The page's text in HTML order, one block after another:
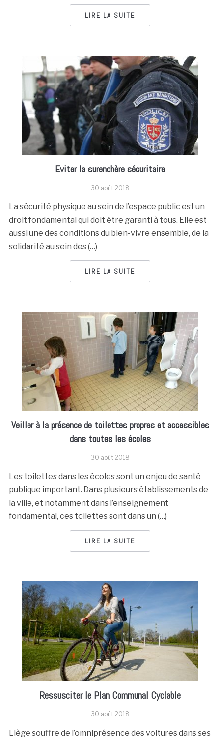
LIRE LA SUITE
Eviter la surenchère sécuritaire
30 août 2018
La sécurité physique au sein de l’espace public est un
droit fondamental qui doit être garanti à tous. Elle est
aussi une des conditions du bien-vivre ensemble, de la
solidarité au sein des (…)
LIRE LA SUITE
Veiller à la présence de toilettes propres et accessibles
dans toutes les écoles
30 août 2018
Les toilettes dans les écoles sont un enjeu de santé
publique important. Dans plusieurs établissements de
la ville, et notamment dans l’enseignement
fondamental, ces toilettes sont dans un (…)
LIRE LA SUITE
Ressusciter le Plan Communal Cyclable
30 août 2018
Liège souffre de l’omniprésence des voitures dans ses